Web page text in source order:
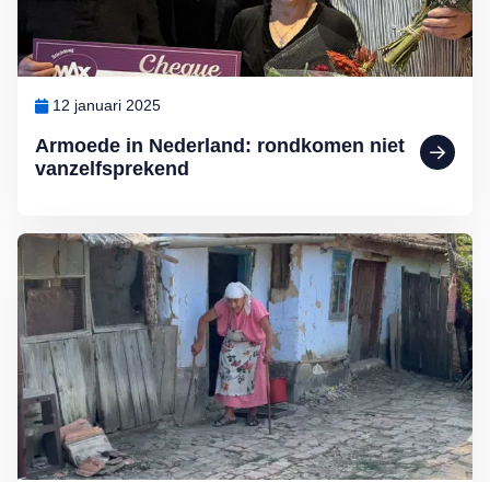
Armoede in Nederland: rondkomen niet
vanzelfsprekend
12 januari 2025
Lees meer over MAX Maakt Mogelijk: Help deze ouderen aan